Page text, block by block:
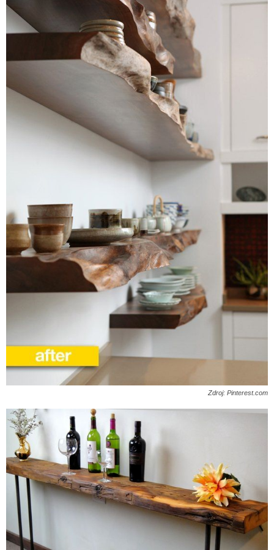
Zdroj: Pinterest.com